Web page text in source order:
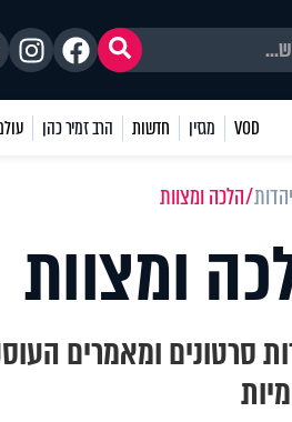
VOD מגזין חדשות הרב זמיר כהן
יהדות הלכה ומצוות
ומצוות
סרטונים ומאמרים